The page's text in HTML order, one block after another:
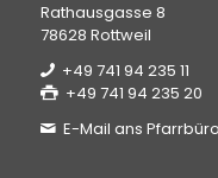
Rathausgasse 8
78628 Rottweil
+49 741 94 235 11
+49 741 94 235 20
E-Mail ans Pfarrbüro